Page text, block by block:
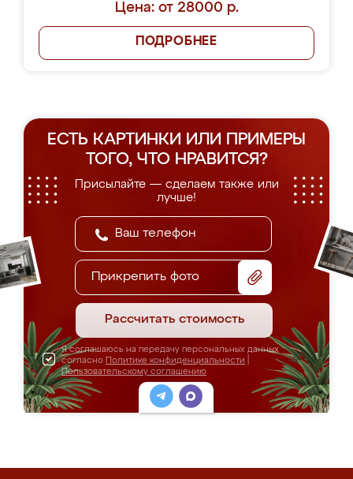
Цена: от 28000 р.
ПОДРОБНЕЕ
ЕСТЬ КАРТИНКИ ИЛИ ПРИМЕРЫ
ТОГО, ЧТО НРАВИТСЯ?
Присылайте — сделаем также или
лучше!
Прикрепить фото
Рассчитать стоимость
Я соглашаюсь на передачу персональных данных
согласно Политике конфиденциальности
Пользовательскому соглашению